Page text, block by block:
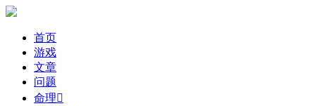
首页
游戏
文章
问题
命理